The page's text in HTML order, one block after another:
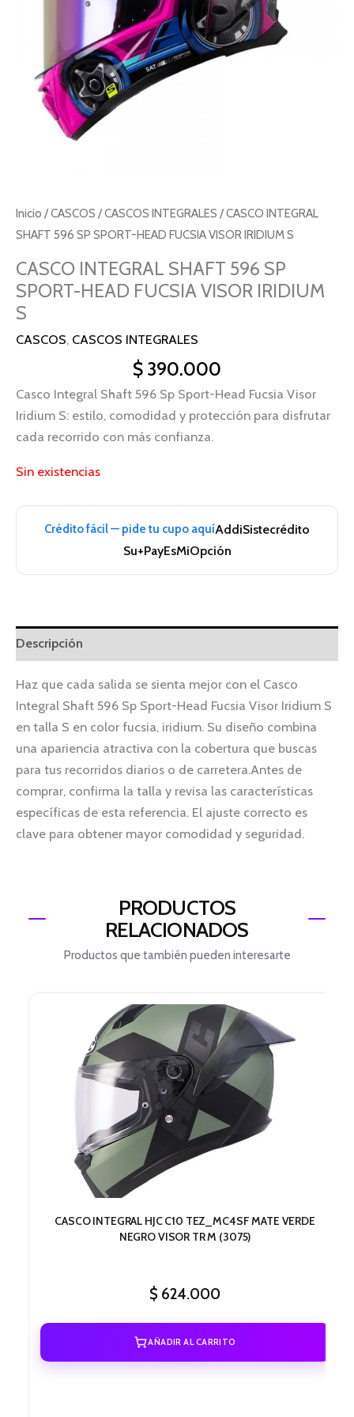
Inicio /CASCOS /CASCOS INTEGRALES / CASCO INTEGRAL
SHAFT 596 SP SPORT-HEAD FUCSIA VISOR IRIDIUM S
CASCO INTEGRAL SHAFT 596 SP
SPORT-HEAD FUCSIA VISOR IRIDIUM
S
CASCOS, CASCOS INTEGRALES
$ 390.000
Casco Integral Shaft 596 Sp Sport-Head Fucsia Visor
Iridium S: estilo, comodidad y protección para disfrutar
cada recorrido con más confianza.
Sin existencias
Crédito fácil — pide tu cupo aquíAddiSistecrédito
Su+PayEsMiOpción
Descripción
Haz que cada salida se sienta mejor con el Casco
Integral Shaft 596 Sp Sport-Head Fucsia Visor Iridium S
en talla S en color fucsia, iridium. Su diseño combina
una apariencia atractiva con la cobertura que buscas
para tus recorridos diarios o de carretera.Antes de
comprar, confirma la talla y revisa las características
específicas de esta referencia. El ajuste correcto es
clave para obtener mayor comodidad y seguridad.
PRODUCTOS
RELACIONADOS
Productos que también pueden interesarte
CASCO INTEGRAL HJC C10 TEZ_MC4SF MATE VERDE
NEGRO VISOR TR M (3075)
$ 624.000
AÑADIR AL CARRITO